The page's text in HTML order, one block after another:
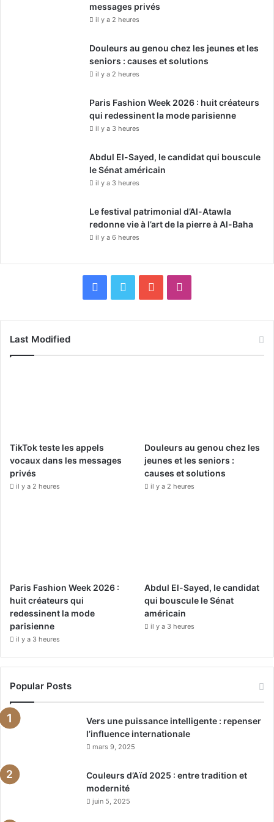
messages privés
il y a 2 heures
Douleurs au genou chez les jeunes et les
seniors : causes et solutions
il y a 2 heures
Paris Fashion Week 2026 : huit créateurs
qui redessinent la mode parisienne
il y a 3 heures
Abdul El-Sayed, le candidat qui bouscule
le Sénat américain
il y a 3 heures
Le festival patrimonial d’Al-Atawla
redonne vie à l’art de la pierre à Al-Baha
il y a 6 heures
e
k
T
t
a
m
Last Modified
TikTok teste les appels
vocaux dans les messages
privés
il y a 2 heures
Douleurs au genou chez les
jeunes et les seniors :
causes et solutions
il y a 2 heures
Paris Fashion Week 2026 :
huit créateurs qui
redessinent la mode
parisienne
il y a 3 heures
Abdul El-Sayed, le candidat
qui bouscule le Sénat
américain
il y a 3 heures
Popular Posts
Vers une puissance intelligente : repenser
l’influence internationale
mars 9, 2025
Couleurs d’Aïd 2025 : entre tradition et
modernité
juin 5, 2025